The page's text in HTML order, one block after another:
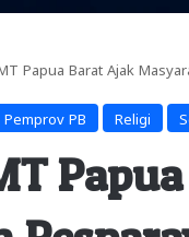
Papua Barat Ajak
Pemprov PB Religi